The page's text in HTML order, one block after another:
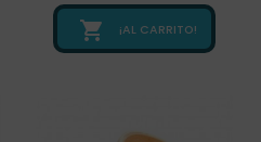
 ¡AL CARRITO!